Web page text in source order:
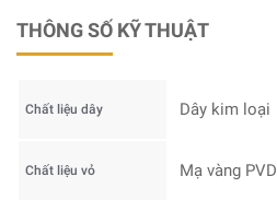
THÔNG SỐ KỸ THUẬT
Chất liệu dây Dây kim loại
Chất liệu vỏ Mạ vàng PVD